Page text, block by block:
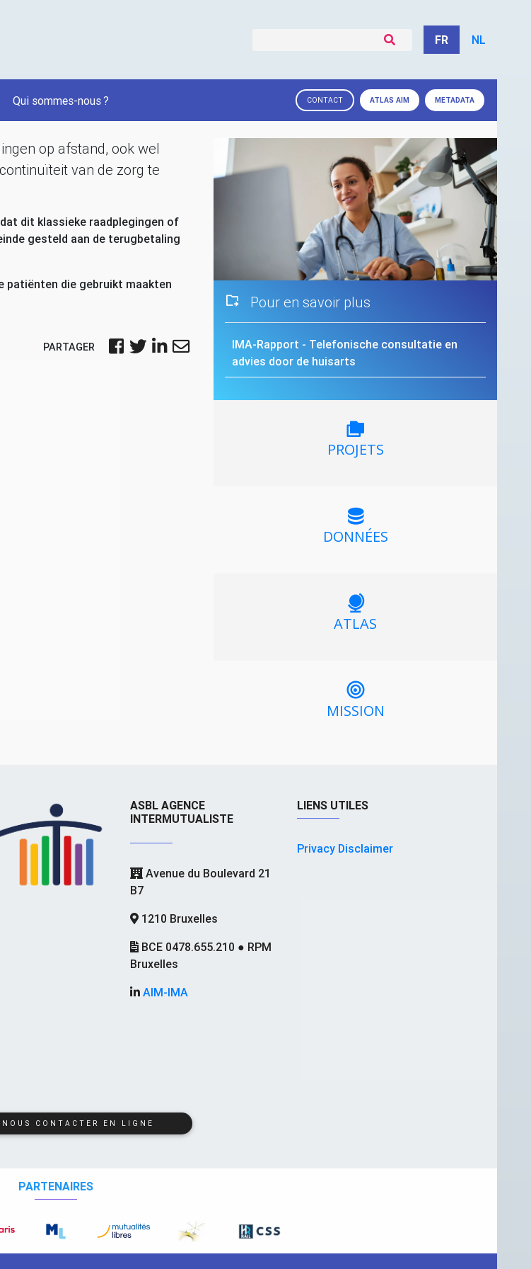
FR NL
Qui sommes-nous? CONTACT ATLAS AIM METADATA
op afstand, ook wel
van de zorg te
dit klassieke raadplegingen of
gesteld aan de terugbetaling
patiënten die gebruikt maakten
PARTAGER
Pour en savoir plus
IMA-Rapport - Telefonische consultatie en
advies door de huisarts
PROJETS
DONNÉES
ATLAS
MISSION
ASBL AGENCE
INTERMUTUALISTE
Avenue du Boulevard 21
B7
1210 Bruxelles
BCE 0478.655.210 ● RPM
Bruxelles
AIM-IMA
LIENS UTILES
Privacy Disclaimer
NOUS CONTACTER EN LIGNE
PARTENAIRES